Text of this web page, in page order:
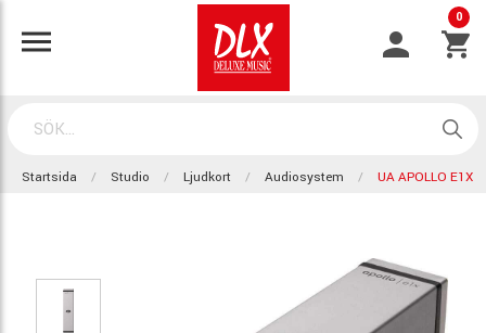
0
Startsida Studio Ljudkort Audiosystem UA APOLLO E1X